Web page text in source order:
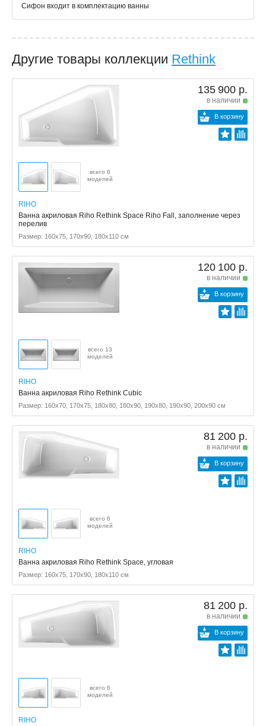
Сифон входит в комплектацию ванны
Другие товары коллекции Rethink
135 900 р.
в наличии
В корзину
всего 6
моделей
RIHO
Ванна акриловая Riho Rethink Space Riho Fall, заполнение через
перелив
Размер: 160x75, 170x90, 180x110 см
120 100 р.
в наличии
В корзину
всего 13
моделей
RIHO
Ванна акриловая Riho Rethink Cubic
Размер: 160x70, 170x75, 180x80, 180x90, 190x80, 190x90, 200x90 см
81 200 р.
в наличии
В корзину
всего 6
моделей
RIHO
Ванна акриловая Riho Rethink Space, угловая
Размер: 160x75, 170x90, 180x110 см
81 200 р.
в наличии
В корзину
всего 6
моделей
RIHO